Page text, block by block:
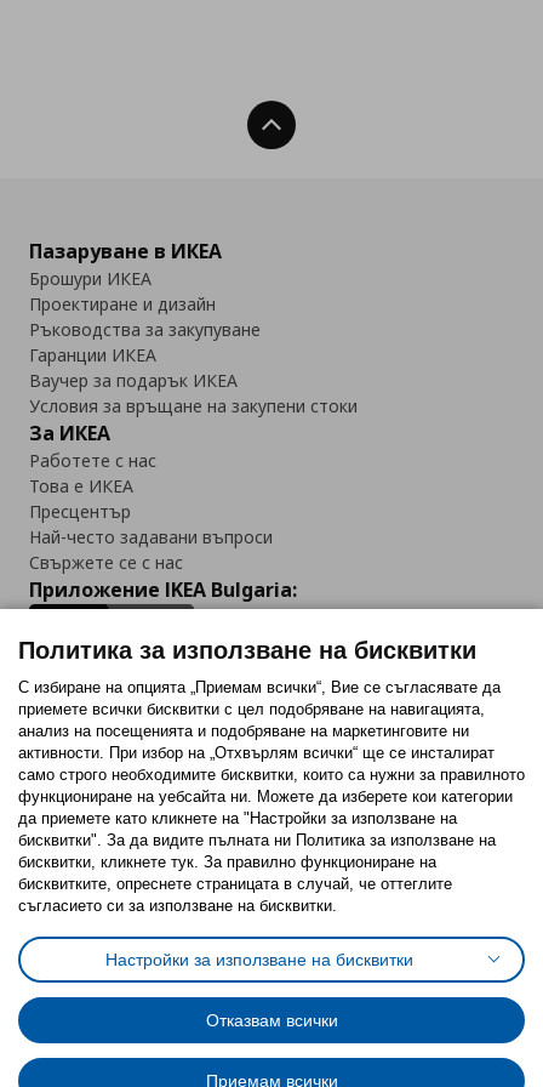
Нагоре
Пазаруване в ИКЕА
Брошури ИКЕА
Проектиране и дизайн
Ръководства за закупуване
Гаранции ИКЕА
Ваучер за подарък ИКЕА
Условия за връщане на закупени стоки
За ИКЕА
Работете с нас
Това е ИКЕА
Пресцентър
Най-често задавани въпроси
Свържете се с нас
Приложение IKEA Bulgaria:
Последвайте ни:
FacebookTwitterYoutubePinterestInstagram
Политика за използване на бисквитки (Cookies)
Избор на настройки за използване на бисквитки
Условия за ползване на ikea.bgОбща политика за личните данни
Политика за защита на личните данни на ikea.bg
Общи условия на програма IKEA Family
Политика за защита на лични данни на програма IKEA Family
Политика за използване на бисквитки
С избиране на опцията „Приемам всички“, Вие се съгласявате да
приемете всички бисквитки с цел подобряване на навигацията,
анализ на посещенията и подобряване на маркетинговите ни
активности. При избор на „Отхвърлям всички“ ще се инсталират
само строго необходимитe бисквитки, които са нужни за правилното
функциониране на уебсайта ни. Можете да изберете кои категории
да приемете като кликнете на "Настройки за използване на
бисквитки". За да видите пълната ни Политика за използване на
бисквитки, кликнете тук. За правилно функциониране на
бисквитките, опреснете страницата в случай, че оттеглите
съгласието си за използване на бисквитки.
Настройки за използване на бисквитки
Отказвам всички
Приемам всички